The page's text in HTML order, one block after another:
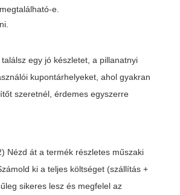
e.
egy jó készletet, a pillanatnyi
kupontárhelyeket, ahol gyakran
szeretnél, érdemes egyszerre
Nézd át a termék részletes műszaki
ki a teljes költséget (szállítás +
sikeres lesz és megfelel az